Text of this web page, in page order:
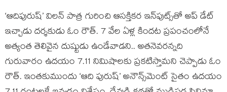
‘ఆదిపురుష్’ విలన్ పాత్ర గురించి ఆసక్తికర ఇన్‌పుట్స్‌తో అప్ డేట్
ఇచ్చాడు దర్శకుడు ఓం రౌత్. 7 వేల ఏళ్ల కిందట ప్రపంచంలోనే
అత్యంత తెలివైన దుష్టుడు ఉండేవాడని.. అతనెవరన్నది
గురువారం ఉదయం 7.11 నిమిషాలకు ప్రకటిస్తామని చెప్పాడు ఓం
రౌత్. ఇంతకుముందు ‘ఆది పురుష్’ అనౌన్స్‌మెంట్ సైతం ఉదయం